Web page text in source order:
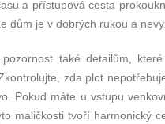
a přístupová cesta
dům je v dobrých rukou a
pozornost také detailům,
zda plot
Pokud máte u vstupu
maličkosti tvoří harmonický